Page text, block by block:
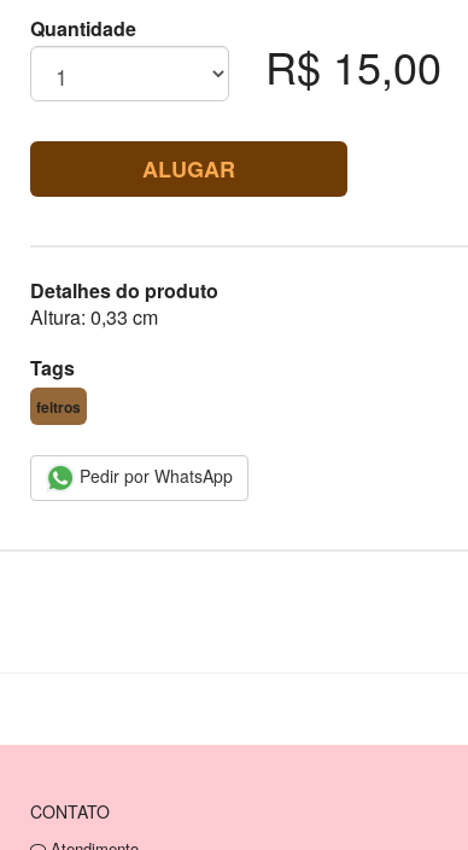
Quantidade
R$ 15,00
ALUGAR
Detalhes do produto
Altura: 0,33 cm
Tags
feltros
Pedir por WhatsApp
CONTATO